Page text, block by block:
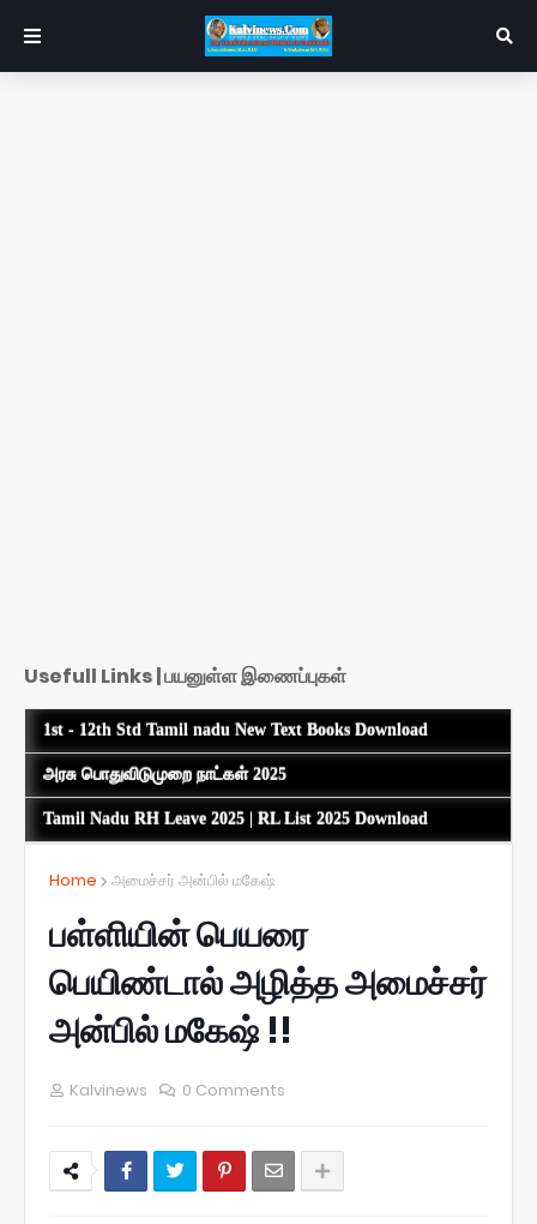
Usefull Links | பயனுள்ள இணைப்புகள்
1st - 12th Std Tamil nadu New Text Books Download
அரசு பொதுவிடுமுறை நாட்கள் 2025
Tamil Nadu RH Leave 2025 | RL List 2025 Download
Home அமைச்சர் அன்பில் மகேஷ்
பள்ளியின் பெயரை
பெயிண்டால் அழித்த அமைச்சர்
அன்பில் மகேஷ் !!
Kalvinews 0 Comments